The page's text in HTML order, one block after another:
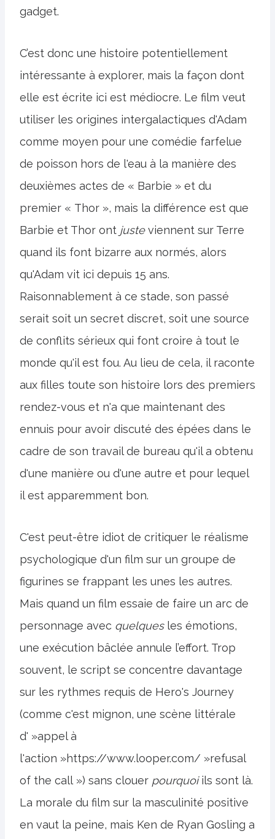
gadget.
C’est donc une histoire potentiellement
intéressante à explorer, mais la façon dont
elle est écrite ici est médiocre. Le film veut
utiliser les origines intergalactiques d'Adam
comme moyen pour une comédie farfelue
de poisson hors de l'eau à la manière des
deuxièmes actes de « Barbie » et du
premier « Thor », mais la différence est que
Barbie et Thor ont justeviennent sur Terre
quand ils font bizarre aux normés, alors
qu'Adam vit ici depuis 15 ans.
Raisonnablement à ce stade, son passé
serait soit un secret discret, soit une source
de conflits sérieux qui font croire à tout le
monde qu'il est fou. Au lieu de cela, il raconte
aux filles toute son histoire lors des premiers
rendez-vous et n'a que maintenant des
ennuis pour avoir discuté des épées dans le
cadre de son travail de bureau qu'il a obtenu
d'une manière ou d'une autre et pour lequel
il est apparemment bon.
C'est peut-être idiot de critiquer le réalisme
psychologique d'un film sur un groupe de
figurines se frappant les unes les autres.
Mais quand un film essaie de faire un arc de
personnage avec quelquesles émotions,
une exécution bâclée annule l’effort. Trop
souvent, le script se concentre davantage
sur les rythmes requis de Hero's Journey
(comme c'est mignon, une scène littérale
d' »appel à
l'action »https://www.looper.com/ »refusal
of the call ») sans clouer pourquoiils sont là.
La morale du film sur la masculinité positive
en vaut la peine, mais Ken de Ryan Gosling a